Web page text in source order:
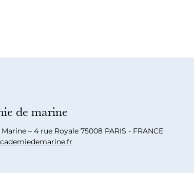
de marine
– 4 rue Royale 75008 PARIS - FRANCE